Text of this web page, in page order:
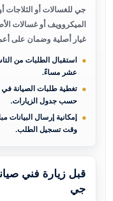
جي للغسالات أو الثلاجات
الميكروويف أو غسالات
غيار أصلية وضمان على
استقبال الطلبات من
عشر مساءً.
تغطية طلبات الصيانة
حسب جدول الزيارات.
إمكانية إرسال البيانات
وقت تسجيل الطلب.
قبل زيارة فني
جي